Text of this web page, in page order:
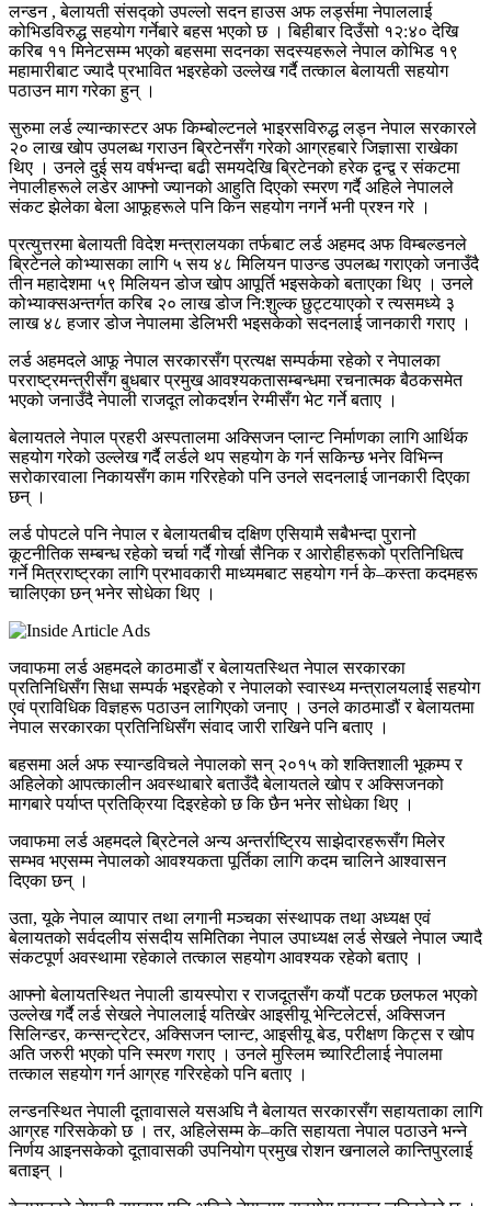
लन्डन , बेलायती संसद्को उपल्लो सदन हाउस अफ लर्ड्समा नेपाललाई
कोभिडविरुद्ध सहयोग गर्नेबारे बहस भएको छ । बिहीबार दिउँसो १२:४० देखि
करिब ११ मिनेटसम्म भएको बहसमा सदनका सदस्यहरूले नेपाल कोभिड १९
महामारीबाट ज्यादै प्रभावित भइरहेको उल्लेख गर्दै तत्काल बेलायती सहयोग
पठाउन माग गरेका हुन् ।
सुरुमा लर्ड ल्यान्कास्टर अफ किम्बोल्टनले भाइरसविरुद्ध लड्न नेपाल सरकारले
२० लाख खोप उपलब्ध गराउन ब्रिटेनसँग गरेको आग्रहबारे जिज्ञासा राखेका
थिए । उनले दुई सय वर्षभन्दा बढी समयदेखि ब्रिटेनको हरेक द्वन्द्व र संकटमा
नेपालीहरूले लडेर आफ्नो ज्यानको आहुति दिएको स्मरण गर्दै अहिले नेपालले
संकट झेलेका बेला आफूहरूले पनि किन सहयोग नगर्ने भनी प्रश्न गरे ।
प्रत्युत्तरमा बेलायती विदेश मन्त्रालयका तर्फबाट लर्ड अहमद अफ विम्बल्डनले
ब्रिटेनले कोभ्यासका लागि ५ सय ४८ मिलियन पाउन्ड उपलब्ध गराएको जनाउँदै
तीन महादेशमा ५९ मिलियन डोज खोप आपूर्ति भइसकेको बताएका थिए । उनले
कोभ्याक्सअन्तर्गत करिब २० लाख डोज नि:शुल्क छुट्टयाएको र त्यसमध्ये ३
लाख ४८ हजार डोज नेपालमा डेलिभरी भइसकेको सदनलाई जानकारी गराए ।
लर्ड अहमदले आफू नेपाल सरकारसँग प्रत्यक्ष सम्पर्कमा रहेको र नेपालका
परराष्ट्रमन्त्रीसँग बुधबार प्रमुख आवश्यकतासम्बन्धमा रचनात्मक बैठकसमेत
भएको जनाउँदै नेपाली राजदूत लोकदर्शन रेग्मीसँग भेट गर्ने बताए ।
बेलायतले नेपाल प्रहरी अस्पतालमा अक्सिजन प्लान्ट निर्माणका लागि आर्थिक
सहयोग गरेको उल्लेख गर्दै लर्डले थप सहयोग के गर्न सकिन्छ भनेर विभिन्न
सरोकारवाला निकायसँग काम गरिरहेको पनि उनले सदनलाई जानकारी दिएका
छन् ।
लर्ड पोपटले पनि नेपाल र बेलायतबीच दक्षिण एसियामै सबैभन्दा पुरानो
कूटनीतिक सम्बन्ध रहेको चर्चा गर्दै गोर्खा सैनिक र आरोहीहरूको प्रतिनिधित्व
गर्ने मित्रराष्ट्रका लागि प्रभावकारी माध्यमबाट सहयोग गर्न के–कस्ता कदमहरू
चालिएका छन् भनेर सोधेका थिए ।
जवाफमा लर्ड अहमदले काठमाडौं र बेलायतस्थित नेपाल सरकारका
प्रतिनिधिसँग सिधा सम्पर्क भइरहेको र नेपालको स्वास्थ्य मन्त्रालयलाई सहयोग
एवं प्राविधिक विज्ञहरू पठाउन लागिएको जनाए । उनले काठमाडौं र बेलायतमा
नेपाल सरकारका प्रतिनिधिसँग संवाद जारी राखिने पनि बताए ।
बहसमा अर्ल अफ स्यान्डविचले नेपालको सन् २०१५ को शक्तिशाली भूकम्प र
अहिलेको आपत्कालीन अवस्थाबारे बताउँदै बेलायतले खोप र अक्सिजनको
मागबारे पर्याप्त प्रतिक्रिया दिइरहेको छ कि छैन भनेर सोधेका थिए ।
जवाफमा लर्ड अहमदले ब्रिटेनले अन्य अन्तर्राष्ट्रिय साझेदारहरूसँग मिलेर
सम्भव भएसम्म नेपालको आवश्यकता पूर्तिका लागि कदम चालिने आश्वासन
दिएका छन् ।
उता, यूके नेपाल व्यापार तथा लगानी मञ्चका संस्थापक तथा अध्यक्ष एवं
बेलायतको सर्वदलीय संसदीय समितिका नेपाल उपाध्यक्ष लर्ड सेखले नेपाल ज्यादै
संकटपूर्ण अवस्थामा रहेकाले तत्काल सहयोग आवश्यक रहेको बताए ।
आफ्नो बेलायतस्थित नेपाली डायस्पोरा र राजदूतसँग कयौं पटक छलफल भएको
उल्लेख गर्दै लर्ड सेखले नेपाललाई यतिखेर आइसीयू भेन्टिलेटर्स, अक्सिजन
सिलिन्डर, कन्सन्ट्रेटर, अक्सिजन प्लान्ट, आइसीयू बेड, परीक्षण किट्स र खोप
अति जरुरी भएको पनि स्मरण गराए । उनले मुस्लिम च्यारिटीलाई नेपालमा
तत्काल सहयोग गर्न आग्रह गरिरहेको पनि बताए ।
लन्डनस्थित नेपाली दूतावासले यसअघि नै बेलायत सरकारसँग सहायताका लागि
आग्रह गरिसकेको छ । तर, अहिलेसम्म के–कति सहायता नेपाल पठाउने भन्ने
निर्णय आइनसकेको दूतावासकी उपनियोग प्रमुख रोशन खनालले कान्तिपुरलाई
बताइन् ।